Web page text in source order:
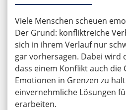
Viele Menschen scheuen
Der Grund: konfliktreiche
sich in ihrem Verlauf nur
gar vorhersagen. Dabei wird
dass einem Konflikt auch die
Emotionen in Grenzen zu
einvernehmliche Lösungen
erarbeiten.